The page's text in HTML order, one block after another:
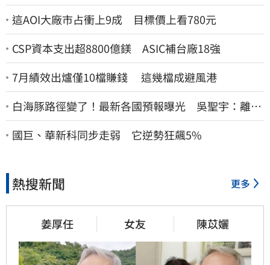
這AOI大廠市占衝上9成 目標價上看780元
CSP資本支出超8800億鎂 ASIC補台廠18強
7月績效出爐僅10檔賺錢 這幾檔成避風港
白海豚路徑變了！最新各國預報曝光 吳聖宇：離台
灣又更近一點
國巨、華新科同步走弱 它逆勢狂飆5%
熱搜新聞 更多
姜厚任 女友 陳苡孋